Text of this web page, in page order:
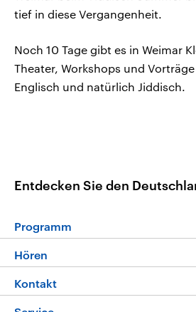
tief in diese Vergangenheit.
Noch 10 Tage gibt es in Weimar
Theater, Workshops und
Englisch und natürlich Jiddisch.
Entdecken Sie den
Programm
Programm
Die Nachrichten
Hören
Livestream
Kontakt
Hörerservice